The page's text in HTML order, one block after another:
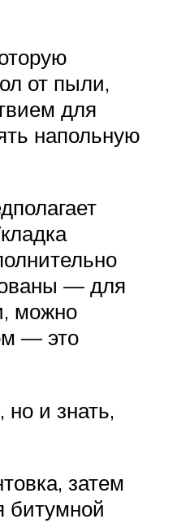
от пыли,
для
напольную
— для
можно
— это
и знать,
затем
битумной